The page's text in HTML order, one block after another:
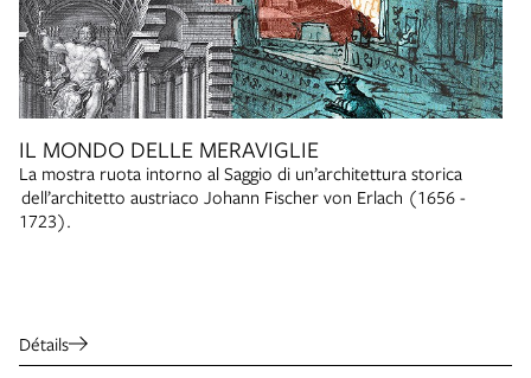
IL MONDO DELLE MERAVIGLIE
La mostra ruota intorno al Saggio di un’architettura storica
dell’architetto austriaco Johann Fischer von Erlach (1656 -
1723).
Détails